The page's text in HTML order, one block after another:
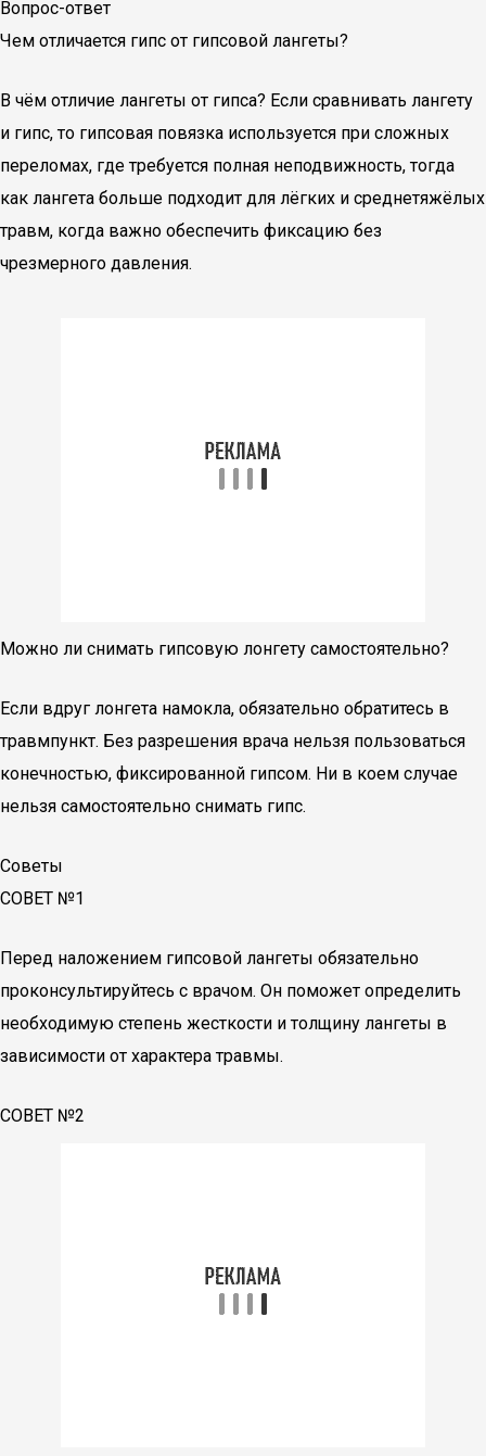
Вопрос-ответ
Чем отличается гипс от гипсовой лангеты?
В чём отличие лангеты от гипса? Если сравнивать лангету
и гипс, то гипсовая повязка используется при сложных
переломах, где требуется полная неподвижность, тогда
как лангета больше подходит для лёгких и среднетяжёлых
травм, когда важно обеспечить фиксацию без
чрезмерного давления.
Можно ли снимать гипсовую лонгету самостоятельно?
Если вдруг лонгета намокла, обязательно обратитесь в
травмпункт. Без разрешения врача нельзя пользоваться
конечностью, фиксированной гипсом. Ни в коем случае
нельзя самостоятельно снимать гипс.
Советы
СОВЕТ №1
Перед наложением гипсовой лангеты обязательно
проконсультируйтесь с врачом. Он поможет определить
необходимую степень жесткости и толщину лангеты в
зависимости от характера травмы.
СОВЕТ №2